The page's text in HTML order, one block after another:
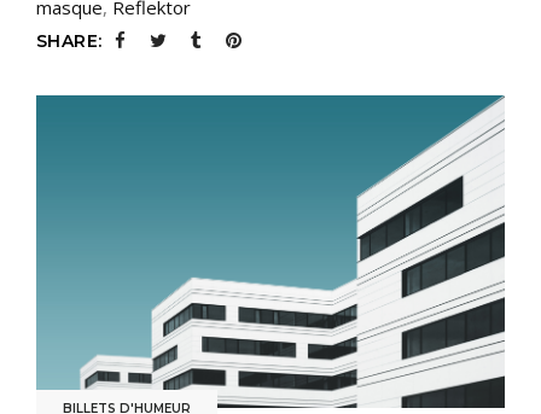
masque, Reflektor
SHARE:
BILLETS D'HUMEUR